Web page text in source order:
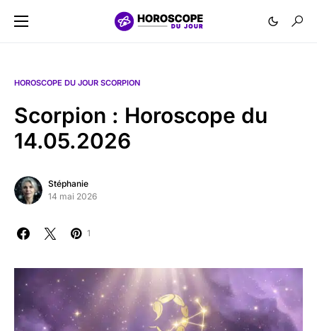
HOROSCOPE DU JOUR SCORPION
Scorpion : Horoscope du
14.05.2026
Stéphanie
14 mai 2026
1